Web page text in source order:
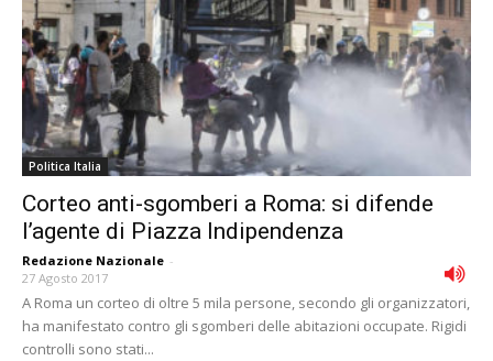
Politica Italia
Corteo anti-sgomberi a Roma: si difende
l’agente di Piazza Indipendenza
Redazione Nazionale -
27 Agosto 2017
A Roma un corteo di oltre 5 mila persone, secondo gli organizzatori,
ha manifestato contro gli sgomberi delle abitazioni occupate. Rigidi
controlli sono stati...